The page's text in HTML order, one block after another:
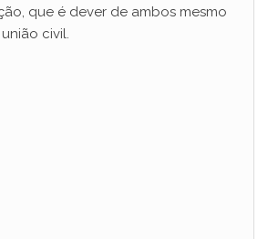
que é dever de ambos mesmo
civil.